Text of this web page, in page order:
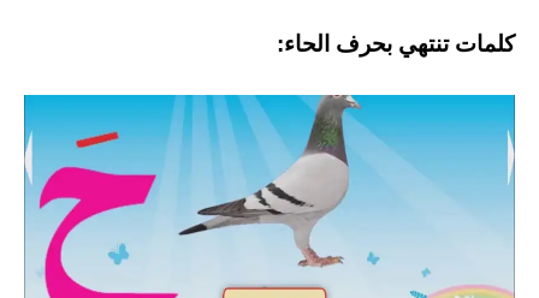
كلمات تنتهي بحرف الحاء: